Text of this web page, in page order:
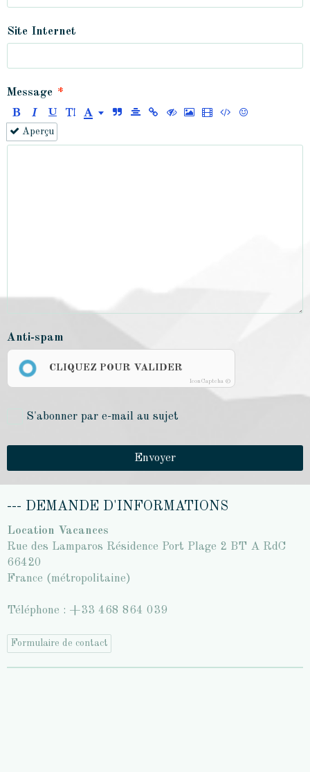
Site Internet
Message
Aperçu
Anti-spam
CLIQUEZ POUR VALIDER
IconCaptcha ©
S'abonner par e-mail au sujet
Envoyer
--- DEMANDE D'INFORMATIONS
Location Vacances
Rue des Lamparos Résidence Port Plage 2 BT A RdC
66420
France (métropolitaine)
Téléphone : +33 468 864 039
Formulaire de contact